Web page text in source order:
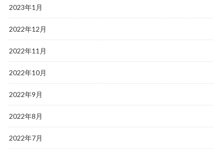
2023年1月
2022年12月
2022年11月
2022年10月
2022年9月
2022年8月
2022年7月